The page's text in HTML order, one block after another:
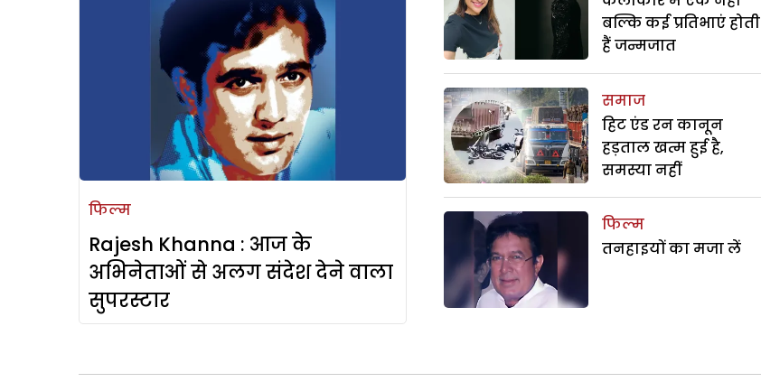
फिल्म
Rajesh Khanna : आज के
अभिनेताओं से अलग संदेश देने वाला
सुपरस्टार
बल्कि कई प्रतिभाएं होती
हैं जन्मजात
समाज
हिट एंड रन कानून
हड़ताल खत्म हुई है,
समस्या नहीं
फिल्म
तनहाइयों का मजा लें